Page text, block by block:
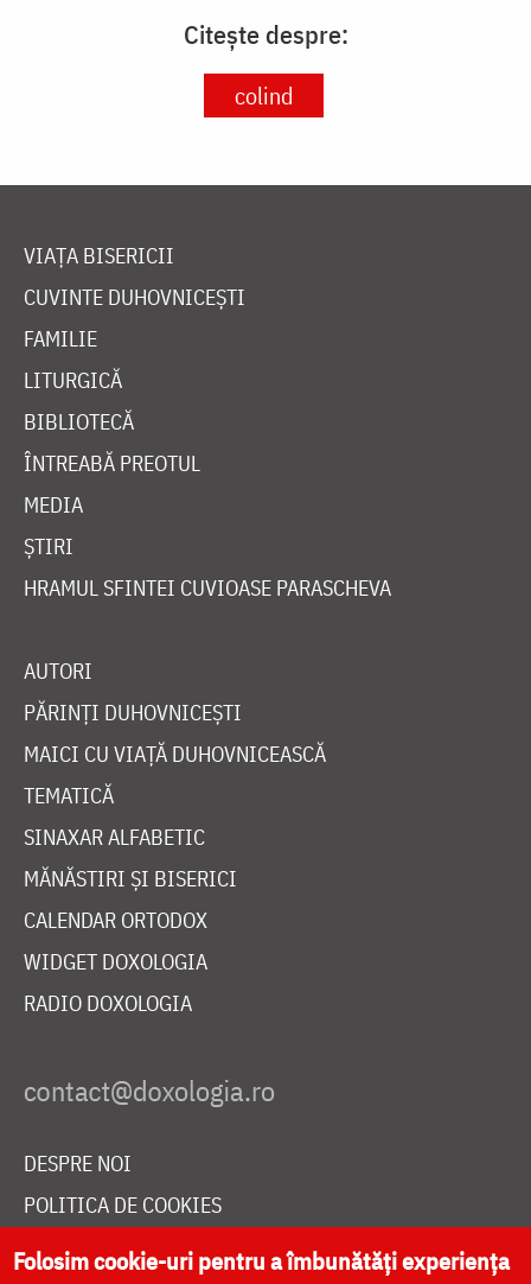
Citește despre:
colind
VIAȚA BISERICII
CUVINTE DUHOVNICEȘTI
FAMILIE
LITURGICĂ
BIBLIOTECĂ
ÎNTREABĂ PREOTUL
MEDIA
ȘTIRI
HRAMUL SFINTEI CUVIOASE PARASCHEVA
AUTORI
PĂRINȚI DUHOVNICEȘTI
MAICI CU VIAȚĂ DUHOVNICEASCĂ
TEMATICĂ
SINAXAR ALFABETIC
MĂNĂSTIRI ȘI BISERICI
CALENDAR ORTODOX
WIDGET DOXOLOGIA
RADIO DOXOLOGIA
DESPRE NOI
POLITICA DE COOKIES
DONEAZĂ ONLINE PENTRU CATEDRALA NAȚIONALĂ
Folosim cookie-uri pentru a îmbunătăți experiența